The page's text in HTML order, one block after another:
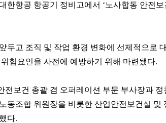
한항공 항공기 정비고에서 ‘노사합동 안전보
두고 조직 및 작업 환경 변화에 선제적으로
험요인을 사전에 예방하기 위해 마련됐다.
전보건 총괄 겸 오퍼레이션 부문 부사장과 정
동조합 위원장을 비롯한 산업안전보건실 및
다.